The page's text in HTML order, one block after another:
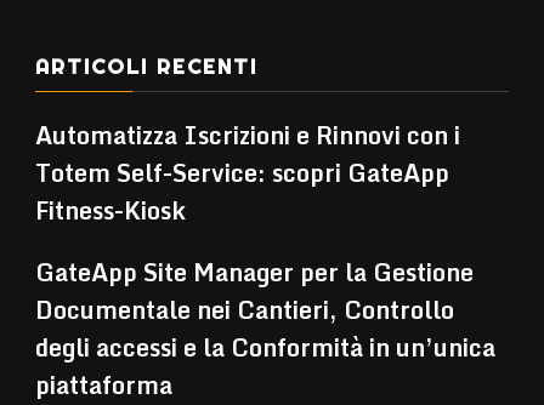
ARTICOLI RECENTI
Automatizza Iscrizioni e Rinnovi con i
Totem Self-Service: scopri GateApp
Fitness-Kiosk
GateApp Site Manager per la Gestione
Documentale nei Cantieri, Controllo
degli accessi e la Conformità in un’unica
piattaforma